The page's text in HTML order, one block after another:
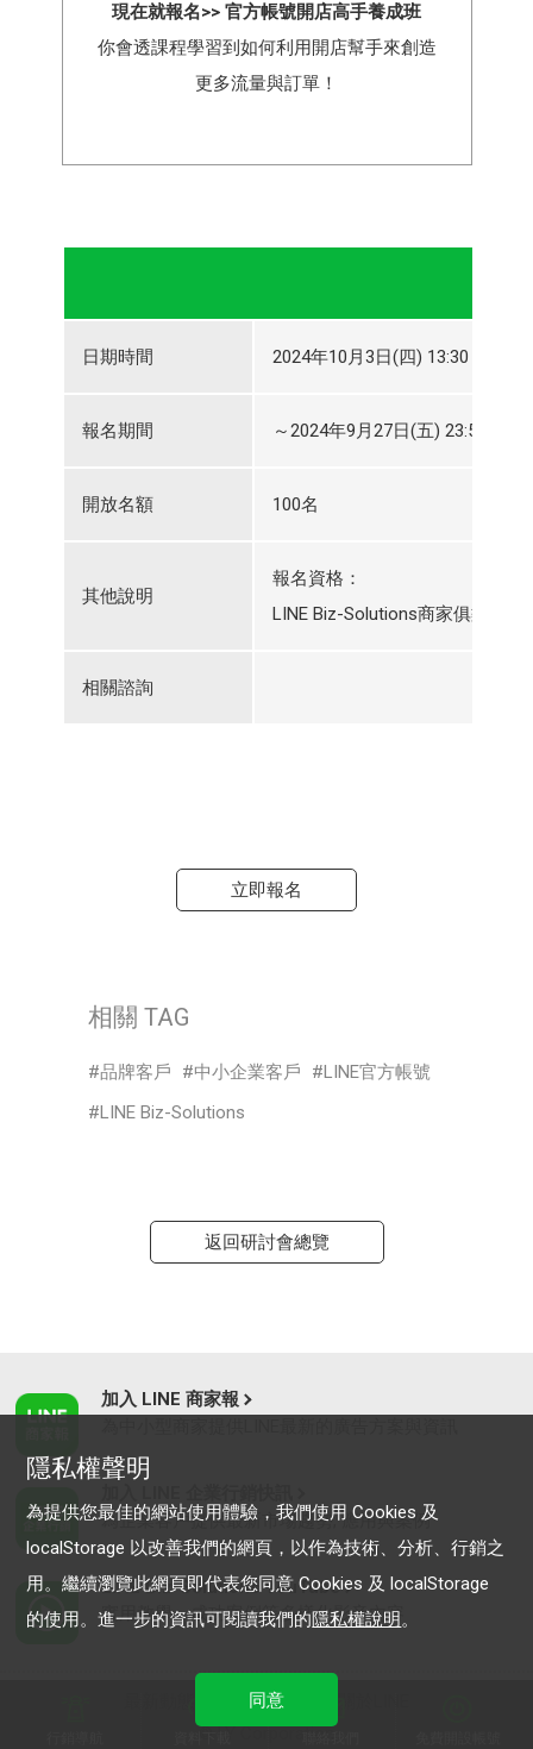
現在就報名>> 官方帳號開店高手養成班
你會透課程學習到如何利用開店幫手來創造
更多流量與訂單！
日期時間 2024年10月3日(四) 13:30～2024
報名期間 ～2024年9月27日(五) 23:59
開放名額 100名
其他說明
報名資格：
LINE Biz-Solutions商家俱樂部會
相關諮詢
立即報名
相關 TAG
品牌客戶 中小企業客戶
LINE官方帳號
LINE Biz-Solutions
返回研討會總覽
加入 LINE 商家報
為企業客戶提供最新市場趨勢, 應用與案例
LINE Biz-Solutions YouTube
實用教學、成功案例等多樣化影音內容
服務條款
© LY Corporation
隱私權聲明
為提供您最佳的網站使用體驗，我們使用 Cookies 及
localStorage 以改善我們的網頁，以作為技術、分析、行銷之
用。繼續瀏覽此網頁即代表您同意 Cookies 及 localStorage
的使用。進一步的資訊可閱讀我們的隱私權說明。
同意